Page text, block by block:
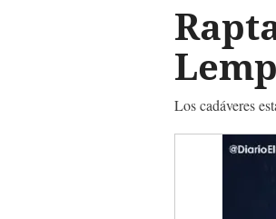
Los cadáveres